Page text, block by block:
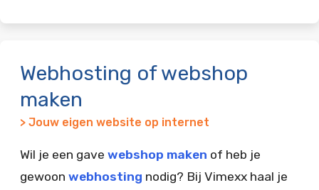
Webhosting of webshop
maken
> Jouw eigen website op internet
Wil je een gave webshop maken of heb je
gewoon webhosting nodig? Bij Vimexx haal je